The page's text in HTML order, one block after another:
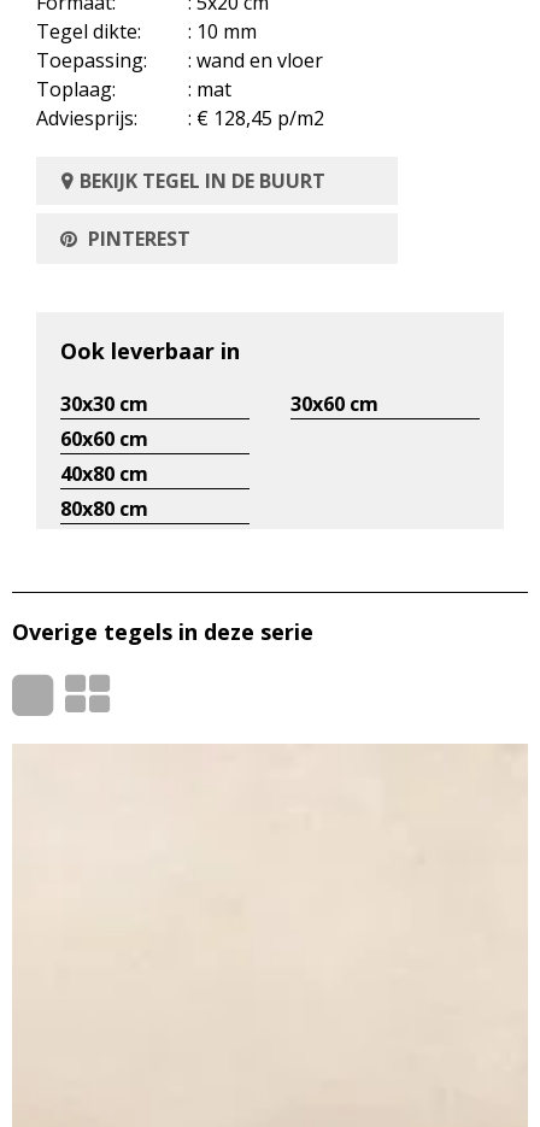
Tegel dikte:
: 10 mm
Toepassing:
: wand en vloer
Toplaag:
: mat
Adviesprijs:
: € 128,45 p/m2
BEKIJK TEGEL IN DE BUURT
PINTEREST
Ook leverbaar in
30x30 cm
60x60 cm
40x80 cm
80x80 cm
30x60 cm
Overige tegels in deze serie